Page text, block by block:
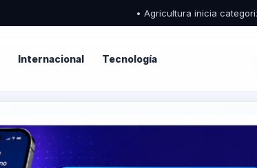
• Agricultura inicia categorización de
Internacional Tecnología